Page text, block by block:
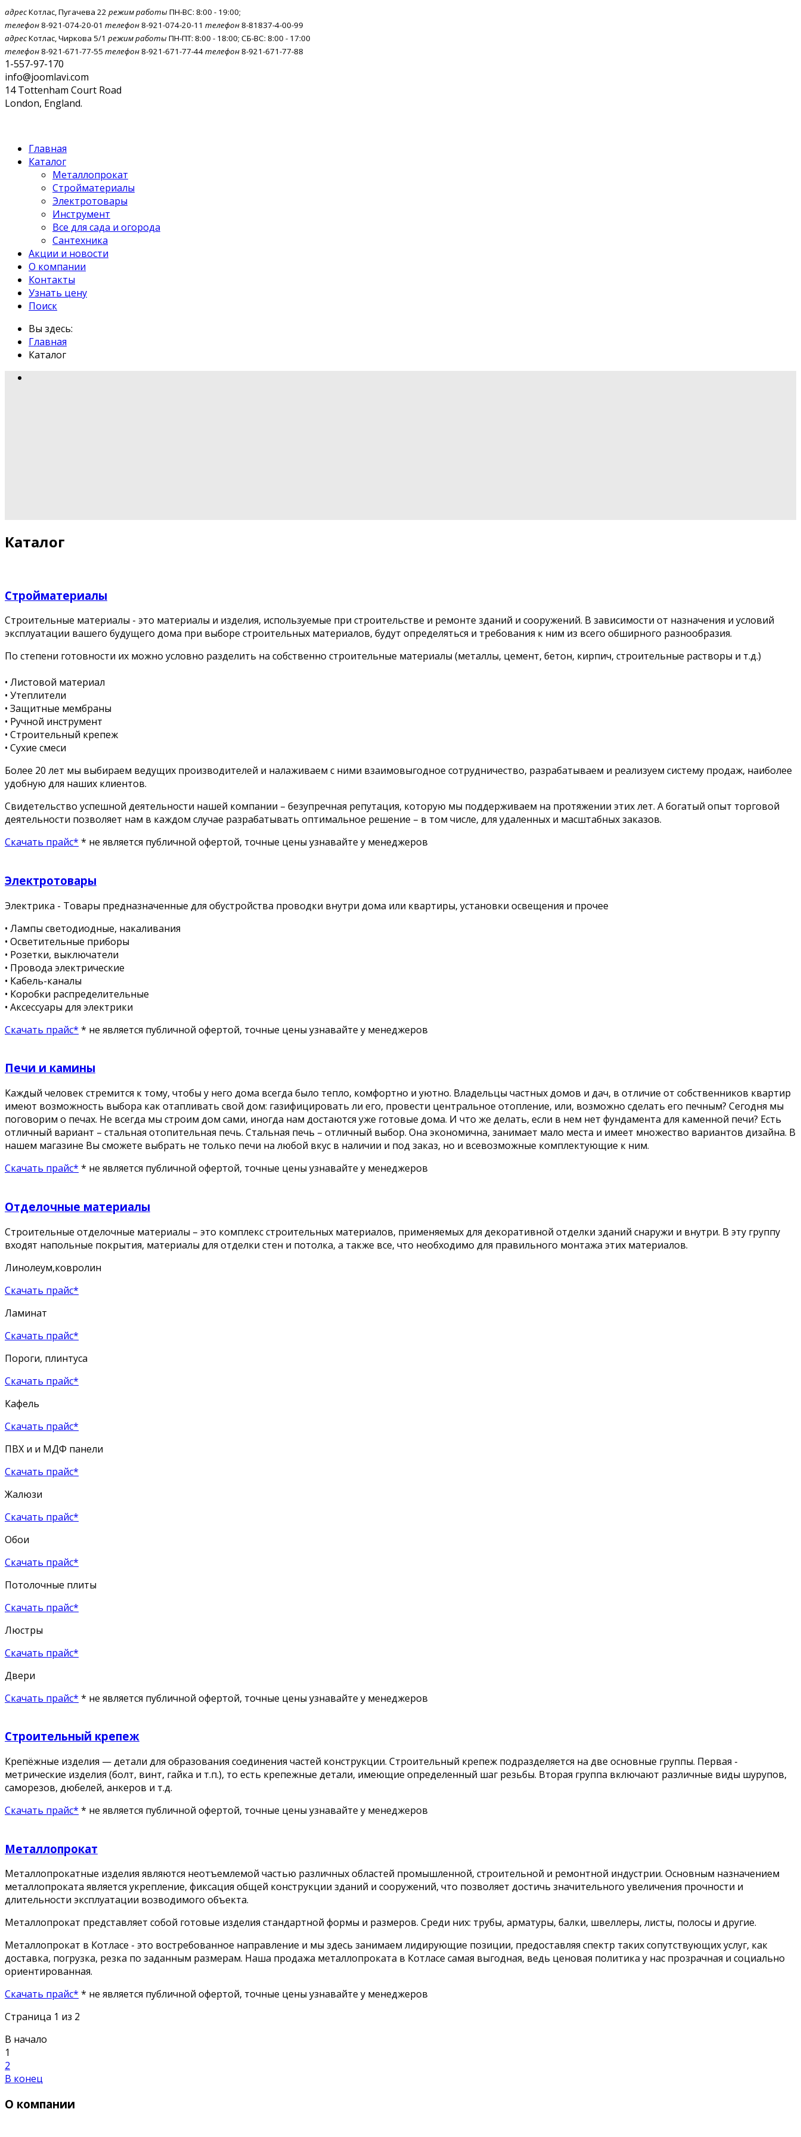
адресКотлас, Пугачева 22 режим работы ПН-ВС: 8:00 - 19:00;
телефон8-921-074-20-01 телефон8-921-074-20-11 телефон8-81837-4-00-99
адресКотлас, Чиркова 5/1 режим работы ПН-ПТ: 8:00 - 18:00; СБ-ВС: 8:00 - 17:00
телефон8-921-671-77-55 телефон8-921-671-77-44телефон8-921-671-77-88
1-557-97-170
info@joomlavi.com
14 Tottenham Court Road
London, England.
Главная
Каталог
Металлопрокат
Стройматериалы
Электротовары
Инструмент
Все для сада и огорода
Сантехника
Акции и новости
О компании
Контакты
Узнать цену
Поиск
Вы здесь:
Главная
Каталог
Каталог
Стройматериалы
Строительные материалы - это материалы и изделия, используемые при строительстве и ремонте зданий и сооружений. В зависимости от назначения и условий
эксплуатации вашего будущего дома при выборе строительных материалов, будут определяться и требования к ним из всего обширного разнообразия.
По степени готовности их можно условно разделить на собственно строительные материалы (металлы, цемент, бетон, кирпич, строительные растворы и т.д.)
• Листовой материал
• Утеплители
• Защитные мембраны
• Ручной инструмент
• Строительный крепеж
• Сухие смеси
Более 20 лет мы выбираем ведущих производителей и налаживаем с ними взаимовыгодное сотрудничество, разрабатываем и реализуем систему продаж, наиболее
удобную для наших клиентов.
Свидетельство успешной деятельности нашей компании – безупречная репутация, которую мы поддерживаем на протяжении этих лет. А богатый опыт торговой
деятельности позволяет нам в каждом случае разрабатывать оптимальное решение – в том числе, для удаленных и масштабных заказов.
Скачать прайс* * не является публичной офертой, точные цены узнавайте у менеджеров
Электротовары
Электрика - Товары предназначенные для обустройства проводки внутри дома или квартиры, установки освещения и прочее
• Лампы светодиодные, накаливания
• Осветительные приборы
• Розетки, выключатели
• Провода электрические
• Кабель-каналы
• Коробки распределительные
• Аксессуары для электрики
Скачать прайс* * не является публичной офертой, точные цены узнавайте у менеджеров
Печи и камины
Каждый человек стремится к тому, чтобы у него дома всегда было тепло, комфортно и уютно. Владельцы частных домов и дач, в отличие от собственников квартир
имеют возможность выбора как отапливать свой дом: газифицировать ли его, провести центральное отопление, или, возможно сделать его печным? Сегодня мы
поговорим о печах. Не всегда мы строим дом сами, иногда нам достаются уже готовые дома. И что же делать, если в нем нет фундамента для каменной печи? Есть
отличный вариант – стальная отопительная печь. Стальная печь – отличный выбор. Она экономична, занимает мало места и имеет множество вариантов дизайна. В
нашем магазине Вы сможете выбрать не только печи на любой вкус в наличии и под заказ, но и всевозможные комплектующие к ним.
Скачать прайс* * не является публичной офертой, точные цены узнавайте у менеджеров
Отделочные материалы
Строительные отделочные материалы – это комплекс строительных материалов, применяемых для декоративной отделки зданий снаружи и внутри. В эту группу
входят напольные покрытия, материалы для отделки стен и потолка, а также все, что необходимо для правильного монтажа этих материалов.
Линолеум,ковролин
Скачать прайс*
Ламинат
Скачать прайс*
Пороги, плинтуса
Скачать прайс*
Кафель
Скачать прайс*
ПВХ и и МДФ панели
Скачать прайс*
Жалюзи
Скачать прайс*
Обои
Скачать прайс*
Потолочные плиты
Скачать прайс*
Люстры
Скачать прайс*
Двери
Скачать прайс* * не является публичной офертой, точные цены узнавайте у менеджеров
Строительный крепеж
Крепёжные изделия — детали для образования соединения частей конструкции. Строительный крепеж подразделяется на две основные группы. Первая -
метрические изделия (болт, винт, гайка и т.п.), то есть крепежные детали, имеющие определенный шаг резьбы. Вторая группа включают различные виды шурупов,
саморезов, дюбелей, анкеров и т.д.
Скачать прайс* * не является публичной офертой, точные цены узнавайте у менеджеров
Металлопрокат
Металлопрокатные изделия являются неотъемлемой частью различных областей промышленной, строительной и ремонтной индустрии. Основным назначением
металлопроката является укрепление, фиксация общей конструкции зданий и сооружений, что позволяет достичь значительного увеличения прочности и
длительности эксплуатации возводимого объекта.
Металлопрокат представляет собой готовые изделия стандартной формы и размеров. Среди них: трубы, арматуры, балки, швеллеры, листы, полосы и другие.
Металлопрокат в Котласе - это востребованное направление и мы здесь занимаем лидирующие позиции, предоставляя спектр таких сопутствующих услуг, как
доставка, погрузка, резка по заданным размерам. Наша продажа металлопроката в Котласе самая выгодная, ведь ценовая политика у нас прозрачная и социально
ориентированная.
Скачать прайс* * не является публичной офертой, точные цены узнавайте у менеджеров
Страница 1 из 2
В начало
1
2
В конец
О компании